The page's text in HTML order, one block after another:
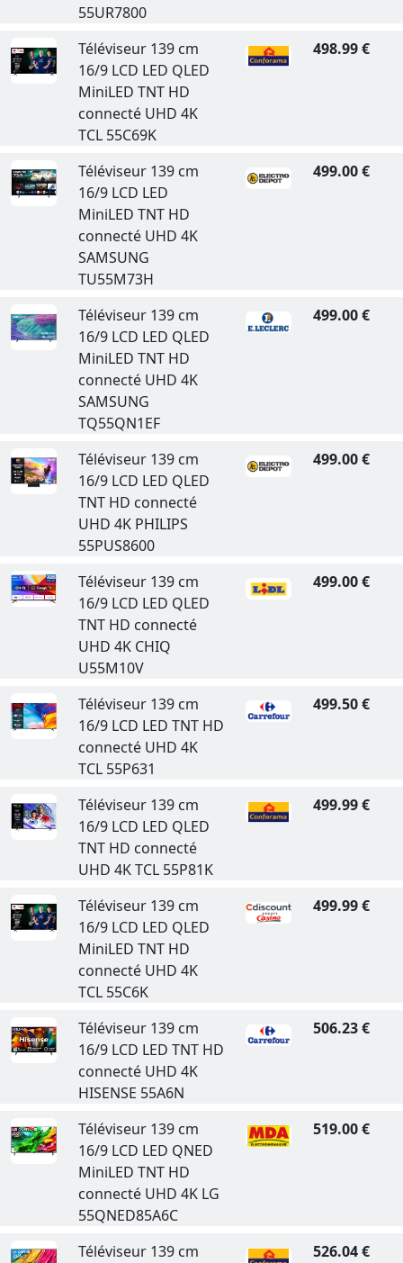
55UR7800
Téléviseur 139 cm
16/9 LCD LED QLED
MiniLED TNT HD
connecté UHD 4K
TCL 55C69K
498.99 €
Téléviseur 139 cm
16/9 LCD LED
MiniLED TNT HD
connecté UHD 4K
SAMSUNG
TU55M73H
499.00 €
Téléviseur 139 cm
16/9 LCD LED QLED
MiniLED TNT HD
connecté UHD 4K
SAMSUNG
TQ55QN1EF
499.00 €
Téléviseur 139 cm
16/9 LCD LED QLED
TNT HD connecté
UHD 4K PHILIPS
55PUS8600
499.00 €
Téléviseur 139 cm
16/9 LCD LED QLED
TNT HD connecté
UHD 4K CHIQ
U55M10V
499.00 €
Téléviseur 139 cm
16/9 LCD LED TNT HD
connecté UHD 4K
TCL 55P631
499.50 €
Téléviseur 139 cm
16/9 LCD LED QLED
TNT HD connecté
UHD 4K TCL 55P81K
499.99 €
Téléviseur 139 cm
16/9 LCD LED QLED
MiniLED TNT HD
connecté UHD 4K
TCL 55C6K
499.99 €
Téléviseur 139 cm
16/9 LCD LED TNT HD
connecté UHD 4K
HISENSE 55A6N
506.23 €
Téléviseur 139 cm
16/9 LCD LED QNED
MiniLED TNT HD
connecté UHD 4K LG
55QNED85A6C
519.00 €
Téléviseur 139 cm 526.04 €